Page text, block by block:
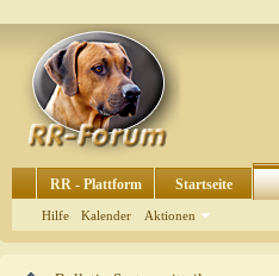
RR - Plattform Startseite
Hilfe Kalender Aktionen